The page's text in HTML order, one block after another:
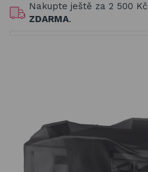
Slackline
Výprodej
Nakupte ještě za 2 500 Kč
ZDARMA.